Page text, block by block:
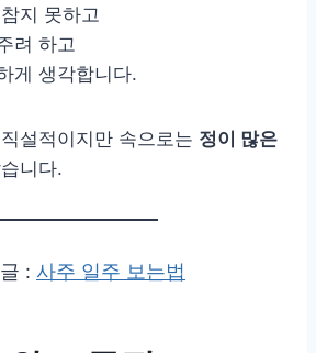
지 못하고
려 하고
게 생각합니다.
설적이지만 속으로는 정이 많은
니다.
: 사주 일주 보는법